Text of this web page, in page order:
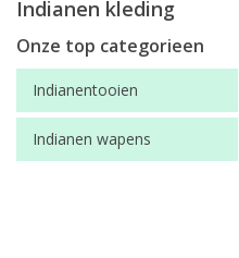
Indianen kleding
Onze top categorieen
Indianentooien
Indianen wapens